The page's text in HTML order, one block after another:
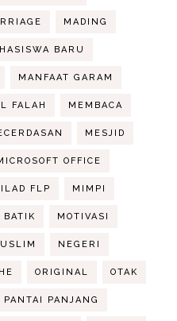
MADING
BARU
MANFAAT GARAM
FALAH MEMBACA
MESJID
OFFICE
FLP MIMPI
BATIK MOTIVASI
NEGERI
ORIGINAL OTAK
PANTAI PANJANG